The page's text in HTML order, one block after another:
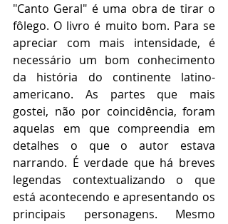
"Canto Geral" é uma obra de tirar o
fôlego. O livro é muito bom. Para se
apreciar com mais intensidade, é
necessário um bom conhecimento
da história do continente latino-
americano. As partes que mais
gostei, não por coincidência, foram
aquelas em que compreendia em
detalhes o que o autor estava
narrando. É verdade que há breves
legendas contextualizando o que
está acontecendo e apresentando os
principais personagens. Mesmo